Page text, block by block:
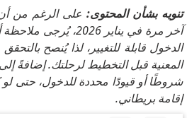
تنويه بشأن المحتوى:على الرغم من أن
آخر مرة في يناير
الدخول قابلة للتغيير، لذا يُنصح
المعنية قبل التخطيط لرحلتك. إضافةً
شروطًا أو قيودًا محددة للدخول، حتى
إقامة بريطاني.